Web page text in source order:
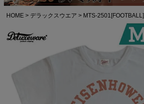
HOME デラックスウエア MTS-2501[FOOTBALL]